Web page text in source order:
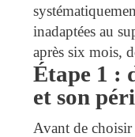
inadaptées au
après six mois,
Étape 1 :
et son
Avant de